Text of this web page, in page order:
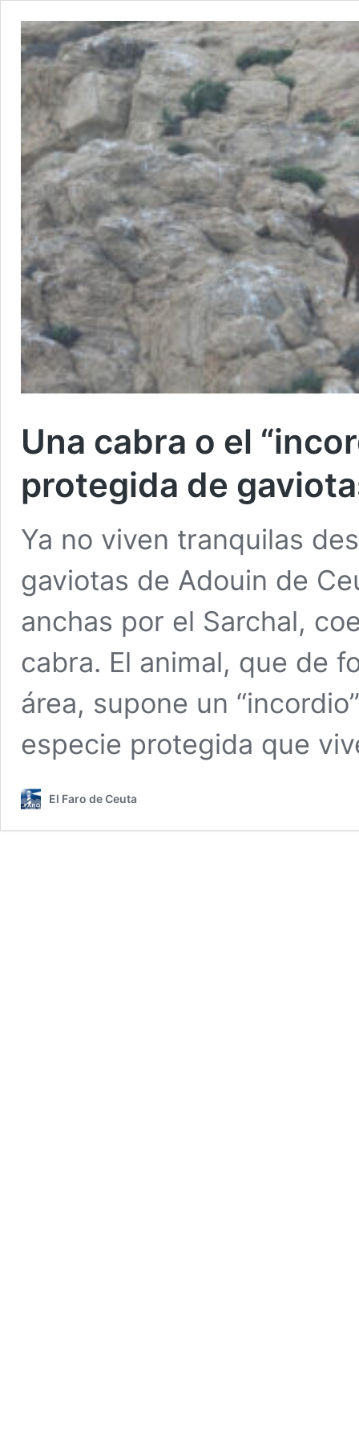
Una cabra o el
protegida de
Ya no viven tranquilas
gaviotas de Adouin de
anchas por el Sarchal,
cabra. El animal, que de
área, supone un
especie protegida que
El Faro de Ceuta